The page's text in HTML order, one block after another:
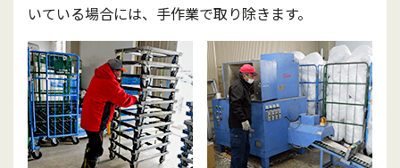
いている場合には、手作業で取り除きます。